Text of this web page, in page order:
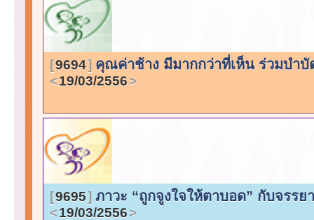
9694 คุณค่าช้าง มีมากกว่าที่เห็น ร่วมบำ
19/03/2556
9695 ภาวะ “ถูกจูงใจให้ตาบอด” กับจร
19/03/2556